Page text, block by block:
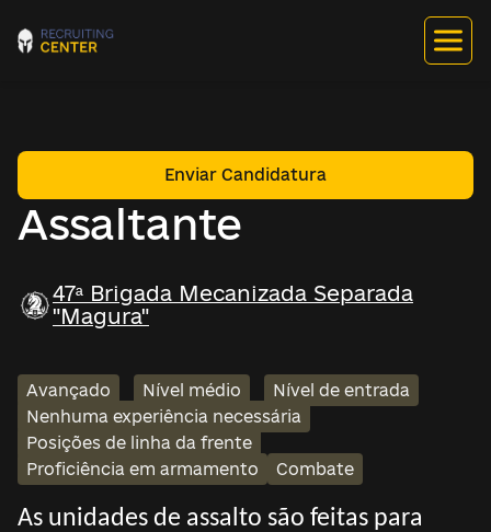
Assaltante
Enviar Candidatura
47ª Brigada Mecanizada Separada
"Magura"
Avançado Nível médio
Nível de entrada
Nenhuma experiência necessária
Posições de linha da frente
Proficiência em armamento
Combate
As unidades de assalto são feitas para